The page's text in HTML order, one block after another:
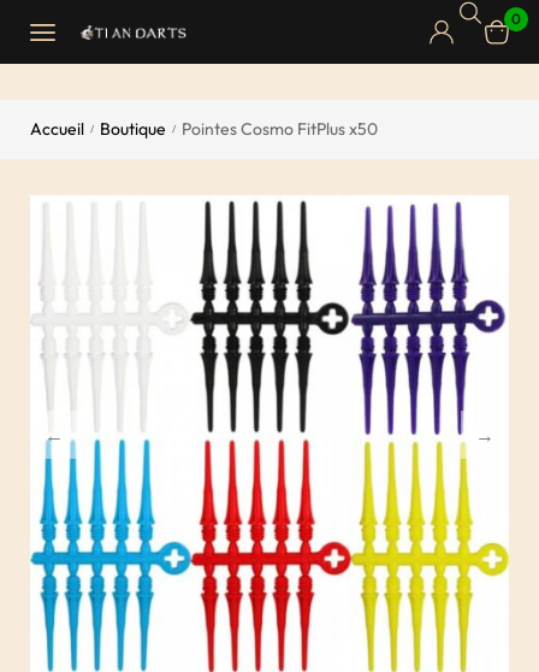
0
Accueil / Boutique / Pointes Cosmo FitPlus x50